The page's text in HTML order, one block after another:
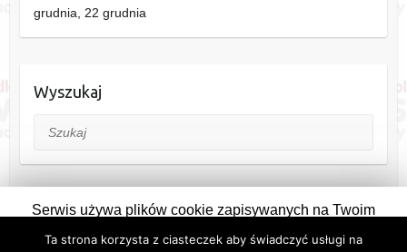
grudnia, 22 grudnia
Wyszukaj
Szukaj
Serwis używa plików cookie zapisywanych na Twoim
komputerze. Pozostając na stronie wyrażasz na to zgodę.
Ta strona korzysta z ciasteczek aby świadczyć usługi na